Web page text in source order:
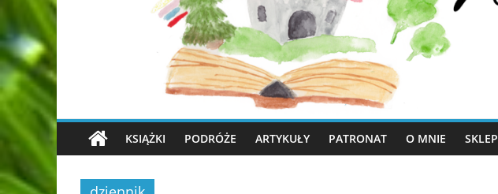
KSIĄŻKI PODRÓŻE ARTYKUŁY PATRONAT O MNIE SKLEP